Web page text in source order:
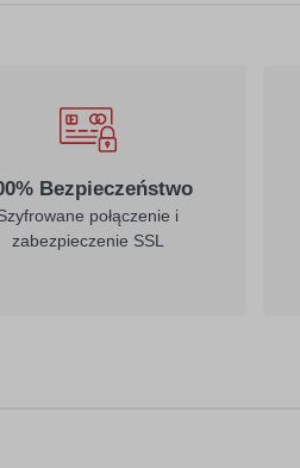
kremowy
Bezpieczeństwo
połączenie i
zabezpieczenie SSL